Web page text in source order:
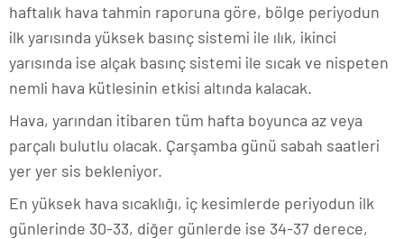
haftalık hava tahmin raporuna göre, bölge periyodun
ilk yarısında yüksek basınç sistemi ile ılık, ikinci
yarısında ise alçak basınç sistemi ile sıcak ve nispeten
nemli hava kütlesinin etkisi altında kalacak.
Hava, yarından itibaren tüm hafta boyunca az veya
parçalı bulutlu olacak. Çarşamba günü sabah saatleri
yer yer sis bekleniyor.
En yüksek hava sıcaklığı, iç kesimlerde periyodun ilk
günlerinde 30-33, diğer günlerde ise 34-37 derece,